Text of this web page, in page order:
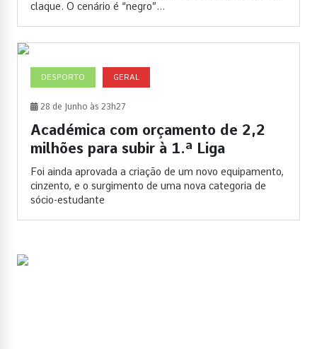
claque. O cenário é “negro”...
DESPORTO GERAL
28 de Junho às 23h27
Académica com orçamento de 2,2
milhões para subir à 1.ª Liga
Foi ainda aprovada a criação de um novo equipamento,
cinzento, e o surgimento de uma nova categoria de
sócio-estudante